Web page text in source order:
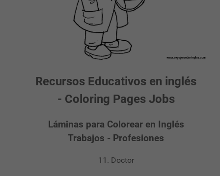
Recursos Educativos en inglés
- Coloring Pages Jobs
Láminas para Colorear en Inglés
Trabajos - Profesiones
11. Doctor